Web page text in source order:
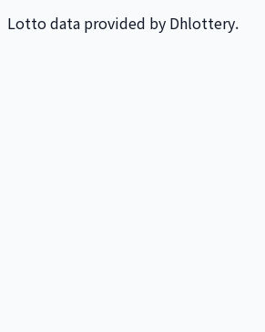
Lotto data provided by Dhlottery.